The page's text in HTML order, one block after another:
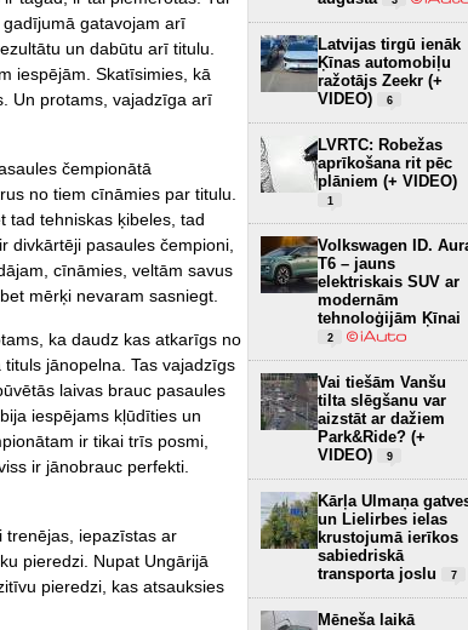
gatavojam arī
un dabūtu arī titulu.
iespējām. Skatīsimies, kā
Un protams, vajadzīga arī
čempionātā
no tiem cīnāmies par titulu.
tad tehniskas ķibeles, tad
divkārtēji pasaules čempioni,
cīnāmies, veltām savus
mērķi nevaram sasniegt.
ka daudz kas atkarīgs no
jānopelna. Tas vajadzīgs
laivas brauc pasaules
iespējams kļūdīties un
ir tikai trīs posmi,
ir jānobrauc perfekti.
trenējas, iepazīstas ar
pieredzi. Nupat Ungārijā
pieredzi, kas atsauksies
Latvijas tirgū ienāk
Ķīnas automobiļu
ražotājs Zeekr (+
VIDEO)
6
LVRTC: Robežas
aprīkošana rit pēc
plāniem (+ VIDEO)
1
Volkswagen ID.
T6 – jauns
elektriskais SUV ar
modernām
tehnoloģijām Ķīnai
2
Vai tiešām Vanšu
tilta slēgšanu var
aizstāt ar dažiem
Park&Ride? (+
VIDEO)
9
Kārļa Ulmaņa
un Lielirbes ielas
krustojumā ierīkos
sabiedriskā
transporta joslu
7
Mēneša laikā